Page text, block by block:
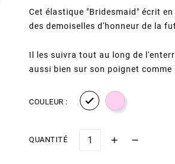
Cet élastique "Bridesmaid" écrit
des demoiselles d'honneur de la
Il les suivra tout au long de
aussi bien sur son poignet
COULEUR : 
QUANTITÉ